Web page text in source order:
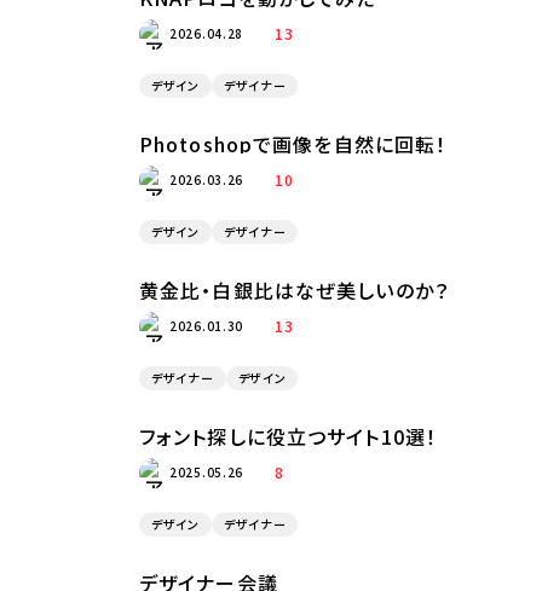
2026.04.28 13
デザイン デザイナー
Photoshopで画像を自然に回転！
2026.03.26 10
デザイン デザイナー
黄金比・白銀比はなぜ美しいのか？
2026.01.30 13
デザイナー デザイン
フォント探しに役立つサイト10選！
2025.05.26 8
デザイン デザイナー
デザイナー会議